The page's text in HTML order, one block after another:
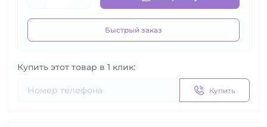
Быстрый заказ
Купить этот товар в 1 клик:
Купить